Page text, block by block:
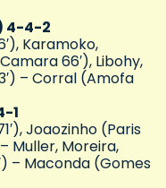
4-4-2
Karamoko,
66′), Libohy,
– Corral (Amofa
1
Joaozinho (Paris
Muller, Moreira,
– Maconda (Gomes